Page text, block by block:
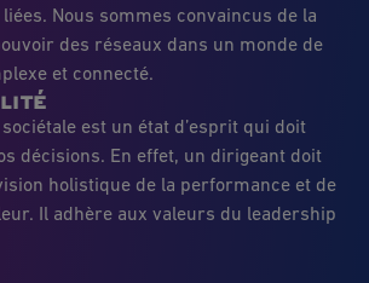
Nous sommes convaincus de la
des réseaux dans un monde de
et connecté.
est un état d’esprit qui doit
décisions. En effet, un dirigeant doit
holistique de la performance et de
Il adhère aux valeurs du leadership